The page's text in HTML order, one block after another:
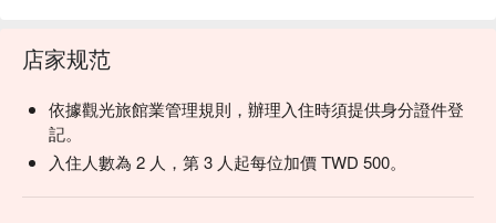
店家规范
依據觀光旅館業管理規則，辦理入住時須提供身分證件登
記。
入住人數為 2 人，第 3 人起每位加價 TWD 500。